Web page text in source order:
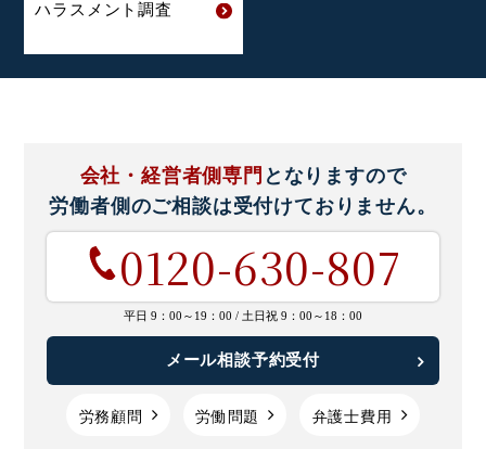
ハラスメント調査
会社・経営者側専門 となりますので
労働者側のご相談は受付けておりません。
0120-630-807
平日 9：00～19：00 / 土日祝 9：00～18：00
メール相談予約受付
労務顧問 労働問題 弁護士費用